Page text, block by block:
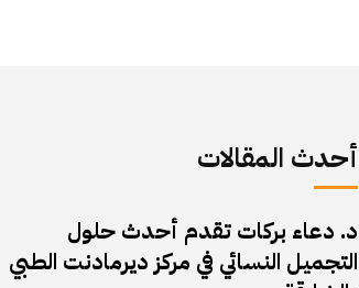
أحدث المقالات
د. دعاء بركات تقدم أحدث حلول
التجميل النسائي في مركز ديرمادنت الطبي